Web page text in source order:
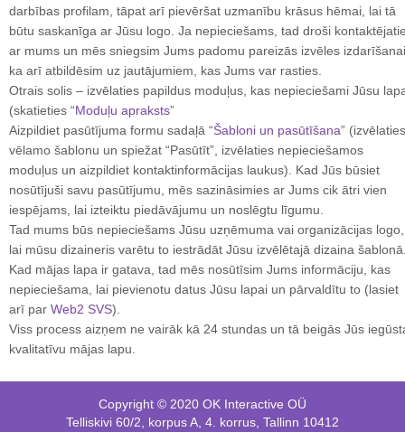
darbības profilam, tāpat arī pievēršat uzmanību krāsus hēmai, lai tā
būtu saskanīga ar Jūsu logo. Ja nepieciešams, tad droši
ar mums un mēs sniegsim Jums padomu pareizās izvēles izdarīšanai
ka arī atbildēsim uz jautājumiem, kas Jums var rasties.
Otrais solis – izvēlaties papildus moduļus, kas nepieciešami Jūsu
(skatieties “Moduļu apraksts”
Aizpildiet pasūtījuma formu sadaļā “Šabloni un pasūtīšana” (izvēlaties
vēlamo šablonu un spiežat “Pasūtīt”, izvēlaties nepieciešamos
moduļus un aizpildiet kontaktinformācijas laukus). Kad Jūs būsiet
nosūtījuši savu pasūtījumu, mēs sazināsimies ar Jums cik ātri vien
iespējams, lai izteiktu piedāvājumu un noslēgtu līgumu.
Tad mums būs nepieciešams Jūsu uzņēmuma vai organizācijas logo,
lai mūsu dizaineris varētu to iestrādāt Jūsu izvēlētajā dizaina
Kad mājas lapa ir gatava, tad mēs nosūtīsim Jums informāciju, kas
nepieciešama, lai pievienotu datus Jūsu lapai un pārvaldītu to (lasiet
arī par Web2 SVS).
Viss process aizņem ne vairāk kā 24 stundas un tā beigās Jūs
kvalitatīvu mājas lapu.
Copyright © 2020 OK Interactive OÜ
Telliskivi 60/2, korpus A, 4. korrus, Tallinn 10412